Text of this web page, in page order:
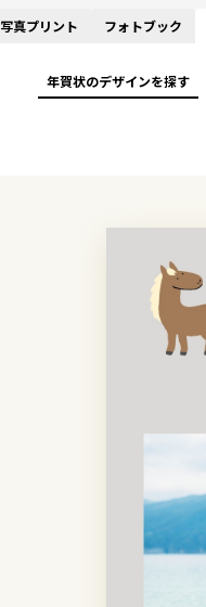
写真プリント フォトブック
年賀状のデザインを探す